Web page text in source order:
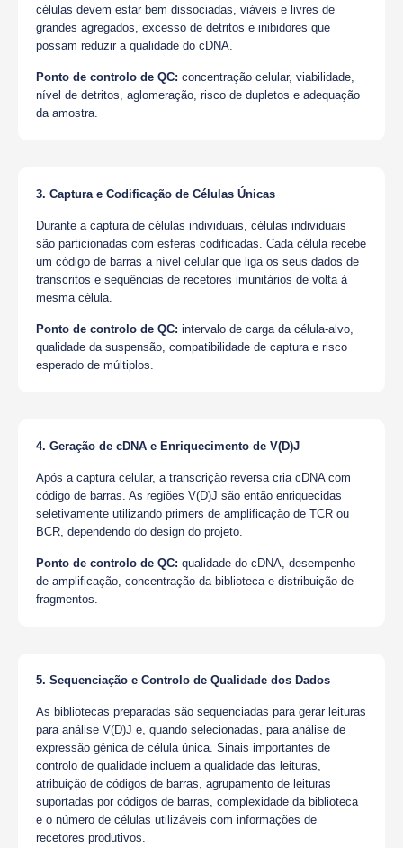
células devem estar bem dissociadas, viáveis e livres de
grandes agregados, excesso de detritos e inibidores que
possam reduzir a qualidade do cDNA.
Ponto de controlo de QC: concentração celular, viabilidade,
nível de detritos, aglomeração, risco de dupletos e adequação
da amostra.
3. Captura e Codificação de Células Únicas
Durante a captura de células individuais, células individuais
são particionadas com esferas codificadas. Cada célula recebe
um código de barras a nível celular que liga os seus dados de
transcritos e sequências de recetores imunitários de volta à
mesma célula.
Ponto de controlo de QC: intervalo de carga da célula-alvo,
qualidade da suspensão, compatibilidade de captura e risco
esperado de múltiplos.
4. Geração de cDNA e Enriquecimento de V(D)J
Após a captura celular, a transcrição reversa cria cDNA com
código de barras. As regiões V(D)J são então enriquecidas
seletivamente utilizando primers de amplificação de TCR ou
BCR, dependendo do design do projeto.
Ponto de controlo de QC: qualidade do cDNA, desempenho
de amplificação, concentração da biblioteca e distribuição de
fragmentos.
5. Sequenciação e Controlo de Qualidade dos Dados
As bibliotecas preparadas são sequenciadas para gerar leituras
para análise V(D)J e, quando selecionadas, para análise de
expressão gênica de célula única. Sinais importantes de
controlo de qualidade incluem a qualidade das leituras,
atribuição de códigos de barras, agrupamento de leituras
suportadas por códigos de barras, complexidade da biblioteca
e o número de células utilizáveis com informações de
recetores produtivos.